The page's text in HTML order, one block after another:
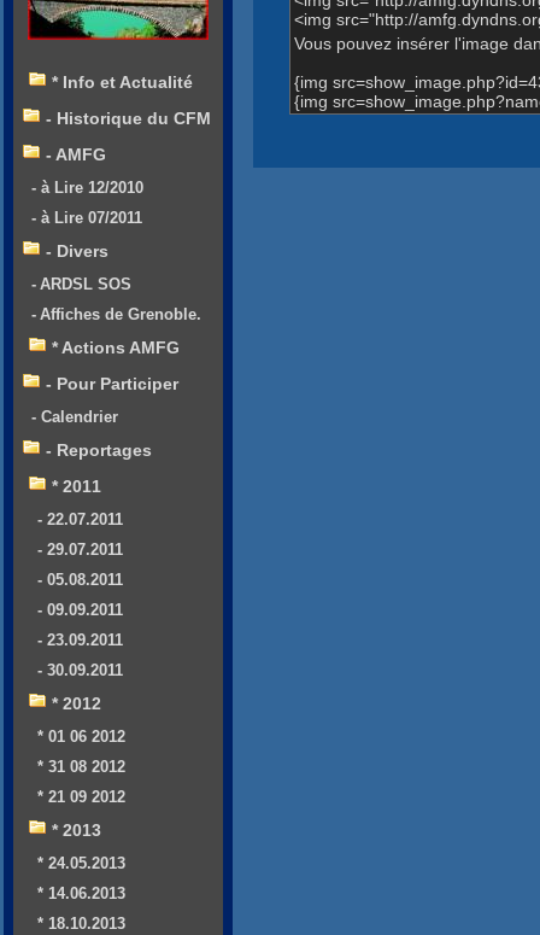
<img src="http://
Vous pouvez insérer l'image
{img
{img
* Info et Actualité
- Historique du CFM
- AMFG
- à Lire 12/2010
- à Lire 07/2011
- Divers
- ARDSL SOS
- Affiches de Grenoble.
* Actions AMFG
- Pour Participer
- Calendrier
- Reportages
* 2011
- 22.07.2011
- 29.07.2011
- 05.08.2011
- 09.09.2011
- 23.09.2011
- 30.09.2011
* 2012
* 01 06 2012
* 31 08 2012
* 21 09 2012
* 2013
* 24.05.2013
* 14.06.2013
* 18.10.2013